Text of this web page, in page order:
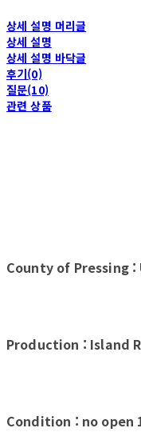
상세 설명 머리글
상세 설명
상세 설명 바닥글
후기(0)
질문(10)
관련 상품
County of Pressing :
Production : Island
Condition : no open